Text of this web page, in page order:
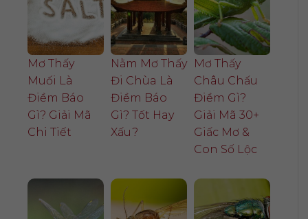
Mơ Thấy
Muối Là
Điềm Báo
Gì? Giải Mã
Chi Tiết
Nằm Mơ Thấy
Đi Chùa Là
Điềm Báo
Gì? Tốt Hay
Xấu?
Mơ Thấy
Châu Chấu
Điềm Gì?
Giải Mã 30+
Giấc Mơ &
Con Số Lộc